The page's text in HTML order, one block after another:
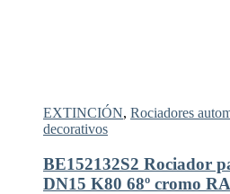
EXTINCIÓN, Rociadores
decorativos
BE152132S2 Rociador
DN15 K80 68º cromo